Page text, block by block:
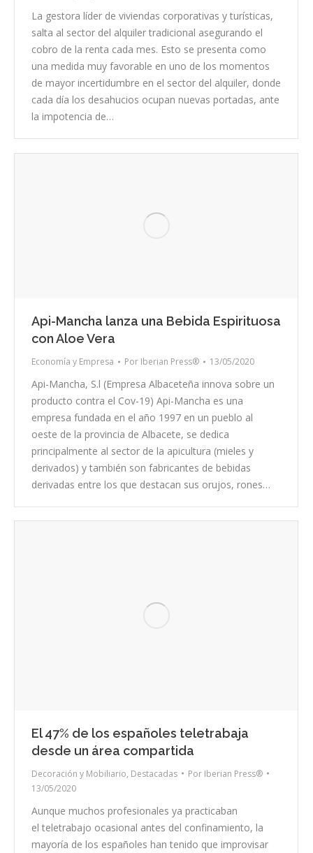
La gestora líder de viviendas corporativas y turísticas,
salta al sector del alquiler tradicional asegurando el
cobro de la renta cada mes. Esto se presenta como
una medida muy favorable en uno de los momentos
de mayor incertidumbre en el sector del alquiler, donde
cada día los desahucios ocupan nuevas portadas, ante
la impotencia de…
Api-Mancha lanza una Bebida Espirituosa
con Aloe Vera
Economía y Empresa Por Iberian Press® 13/05/2020
Api-Mancha, S.l (Empresa Albaceteña innova sobre un
producto contra el Cov-19) Api-Mancha es una
empresa fundada en el año 1997 en un pueblo al
oeste de la provincia de Albacete, se dedica
principalmente al sector de la apicultura (mieles y
derivados) y también son fabricantes de bebidas
derivadas entre los que destacan sus orujos, rones…
El 47% de los españoles teletrabaja
desde un área compartida
Decoración y Mobiliario, Destacadas Por Iberian Press®
13/05/2020
Aunque muchos profesionales ya practicaban
el teletrabajo ocasional antes del confinamiento, la
mayoría de los españoles han tenido que improvisar